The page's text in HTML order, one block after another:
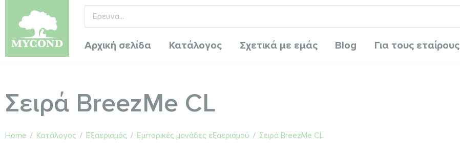
Αρχική σελίδα Κατάλογος Σχετικά με εμάς Blog Για τους εταίρους
Σειρά BreezMe CL
Home / Κατάλογος / Εξαερισμός / Εμπορικές μονάδες εξαερισμού / Σειρά BreezMe CL